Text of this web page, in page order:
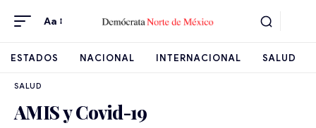
Aa
ESTADOS NACIONAL INTERNACIONAL SALUD
SALUD
AMIS y Covid-19